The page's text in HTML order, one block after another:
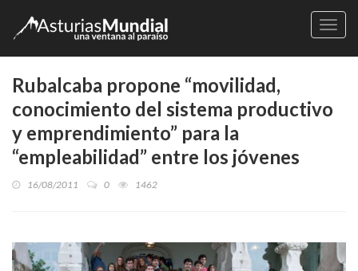
Rubalcaba propone “movilidad,
conocimiento del sistema productivo
y emprendimiento” para la
“empleabilidad” entre los jóvenes
16/08/2011 0 1462